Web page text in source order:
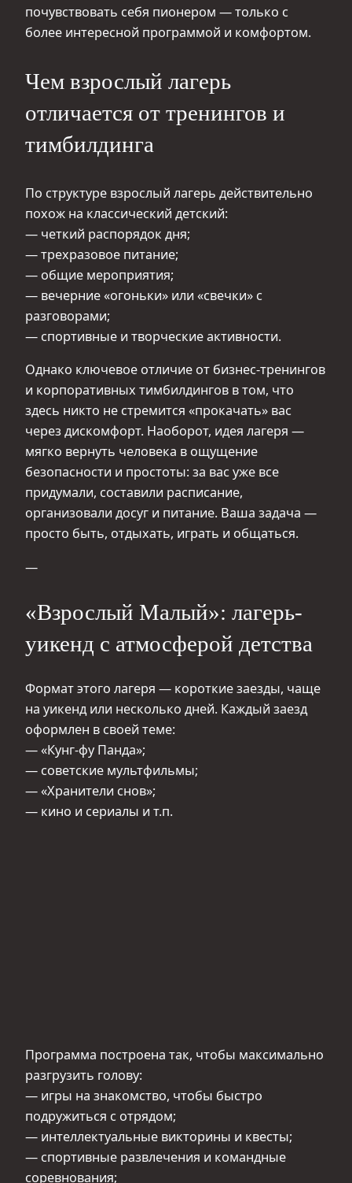
почувствовать себя пионером — только с
более интересной программой и комфортом.
Чем взрослый лагерь
отличается от тренингов и
тимбилдинга
По структуре взрослый лагерь действительно
похож на классический детский:
— четкий распорядок дня;
— трехразовое питание;
— общие мероприятия;
— вечерние «огоньки» или «свечки» с
разговорами;
— спортивные и творческие активности.
Однако ключевое отличие от бизнес-тренингов
и корпоративных тимбилдингов в том, что
здесь никто не стремится «прокачать» вас
через дискомфорт. Наоборот, идея лагеря —
мягко вернуть человека в ощущение
безопасности и простоты: за вас уже все
придумали, составили расписание,
организовали досуг и питание. Ваша задача —
просто быть, отдыхать, играть и общаться.
—
«Взрослый Малый»: лагерь-
уикенд с атмосферой детства
Формат этого лагеря — короткие заезды, чаще
на уикенд или несколько дней. Каждый заезд
оформлен в своей теме:
— «Кунг-фу Панда»;
— советские мультфильмы;
— «Хранители снов»;
— кино и сериалы и т.п.
Программа построена так, чтобы максимально
разгрузить голову:
— игры на знакомство, чтобы быстро
подружиться с отрядом;
— интеллектуальные викторины и квесты;
— спортивные развлечения и командные
соревнования;